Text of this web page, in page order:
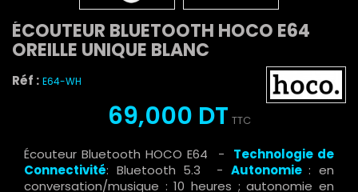
ÉCOUTEUR BLUETOOTH HOCO E64
OREILLE UNIQUE BLANC
Réf : E64-WH
69,000 DT TTC
Écouteur Bluetooth HOCO E64 -
Technologie de
Connectivité: Bluetooth 5.3 - Autonomie: en
conversation/musique : 10 heures ; autonomie en